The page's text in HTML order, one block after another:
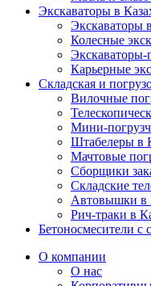
Экскаваторы в
Экскаваторы
Колесные
Экскаваторы-
Карьерные
Складская и
Вилочные
Мини-
Штабелеры в
Мачтовые
Сборщики
Складские
Автовышки в
Рич-траки в
Бетоносмесители с
О компании
О нас